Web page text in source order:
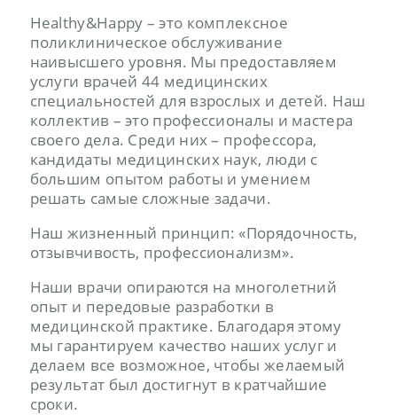
Healthy&Happy – это комплексное
поликлиническое обслуживание
наивысшего уровня. Мы предоставляем
услуги врачей 44 медицинских
специальностей для взрослых и детей. Наш
коллектив – это профессионалы и мастера
своего дела. Среди них – профессора,
кандидаты медицинских наук, люди с
большим опытом работы и умением
решать самые сложные задачи.
Наш жизненный принцип: «Порядочность,
отзывчивость, профессионализм».
Наши врачи опираются на многолетний
опыт и передовые разработки в
медицинской практике. Благодаря этому
мы гарантируем качество наших услуг и
делаем все возможное, чтобы желаемый
результат был достигнут в кратчайшие
сроки.